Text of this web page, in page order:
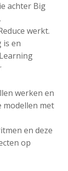
achter Big
werkt.
en
werken en
modellen met
en deze
op